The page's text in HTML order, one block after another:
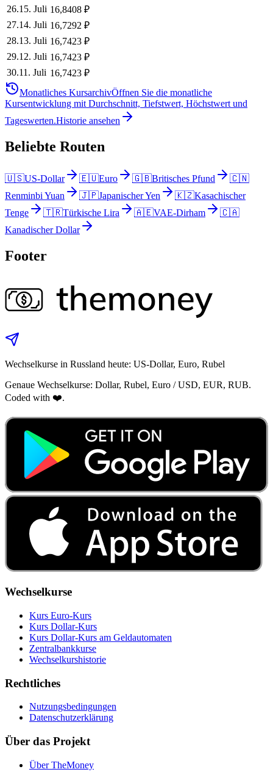
26.15. Juli 16,8408 ₽
27.14. Juli 16,7292 ₽
28.13. Juli 16,7423 ₽
29.12. Juli 16,7423 ₽
30.11. Juli 16,7423 ₽
Monatliches KursarchivÖffnen Sie die monatliche
Kursentwicklung mit Durchschnitt, Tiefstwert, Höchstwert und
Tageswerten.Historie ansehen
Beliebte Routen
🇺🇸US-Dollar 🇪🇺Euro 🇬🇧Britisches Pfund
🇨🇳
Renminbi Yuan
🇯🇵Japanischer Yen 🇰🇿Kasachischer
Tenge
🇹🇷Türkische Lira 🇦🇪VAE-Dirham
🇨🇦
Kanadischer Dollar
Footer
Wechselkurse in Russland heute: US-Dollar, Euro, Rubel
Genaue Wechselkurse: Dollar, Rubel, Euro / USD, EUR, RUB.
Coded with ❤️.
Wechselkurse
Kurs Euro-Kurs
Kurs Dollar-Kurs
Kurs Dollar-Kurs am Geldautomaten
Zentralbankkurse
Wechselkurshistorie
Rechtliches
Nutzungsbedingungen
Datenschutzerklärung
Über das Projekt
Über TheMoney